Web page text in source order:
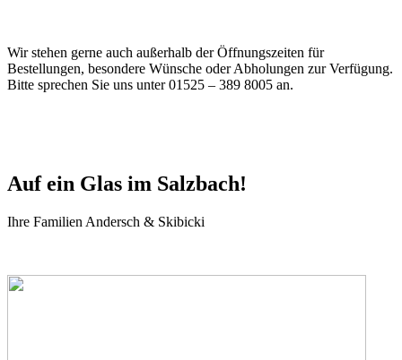
Wir stehen gerne auch außerhalb der Öffnungszeiten für
Bestellungen, besondere Wünsche oder Abholungen zur Verfügung.
Bitte sprechen Sie uns unter 01525 – 389 8005 an.
Auf ein Glas im Salzbach!
Ihre Familien Andersch & Skibicki